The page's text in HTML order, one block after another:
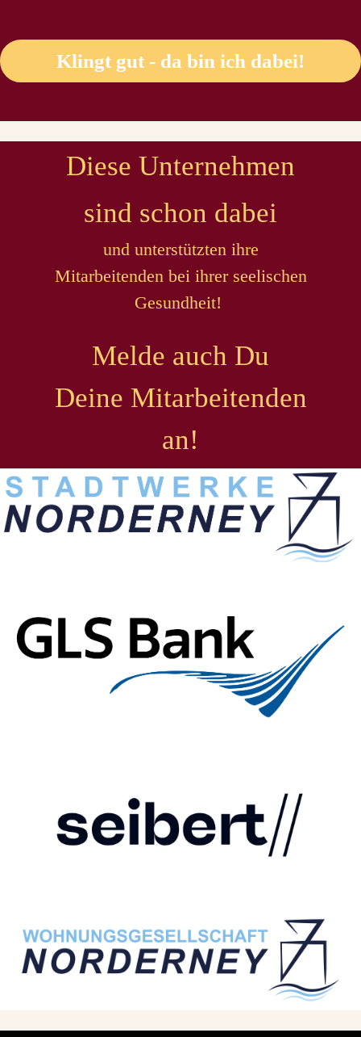
Klingt gut - da bin ich dabei!
Diese Unternehmen
sind schon dabei
und unterstützten ihre
Mitarbeitenden bei ihrer seelischen
Gesundheit!
Melde auch Du
Deine Mitarbeitenden
an!